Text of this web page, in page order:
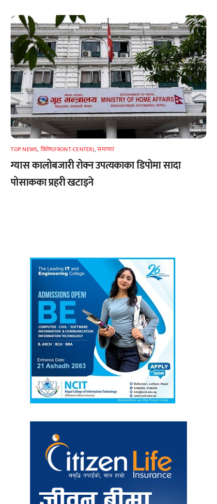
TOP NEWS, विशेष(FRONT-CENTER),समाचार
ग्यास कालोबजारी रोक्न उपत्यकाका डिपोमा सादा
पोसाकका प्रहरी खटाइने